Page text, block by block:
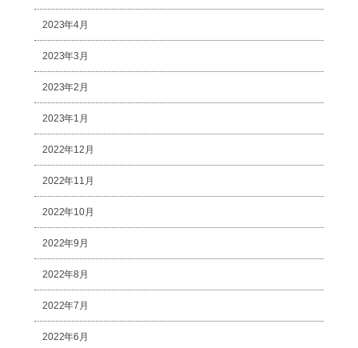
2023年4月
2023年3月
2023年2月
2023年1月
2022年12月
2022年11月
2022年10月
2022年9月
2022年8月
2022年7月
2022年6月